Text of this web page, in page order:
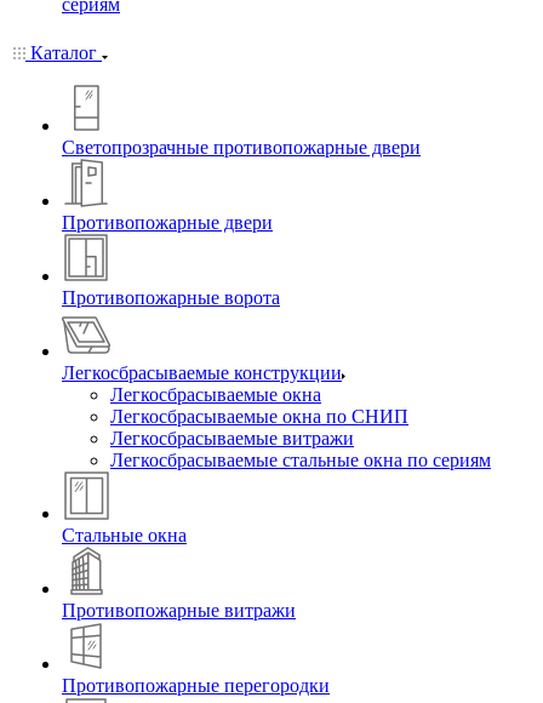
сериям
Каталог
Светопрозрачные противопожарные двери
Противопожарные двери
Противопожарные ворота
Легкосбрасываемые конструкции
Легкосбрасываемые окна
Легкосбрасываемые окна по СНИП
Легкосбрасываемые витражи
Легкосбрасываемые стальные окна по сериям
Стальные окна
Противопожарные витражи
Противопожарные перегородки